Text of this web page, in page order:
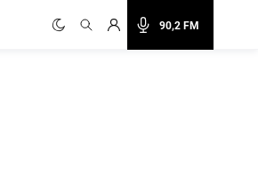
90,2 FM